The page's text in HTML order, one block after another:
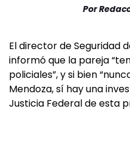
Por
El director de Seguridad
informó que la pareja
policiales”, y si bien
Mendoza, sí hay una
Justicia Federal de esta